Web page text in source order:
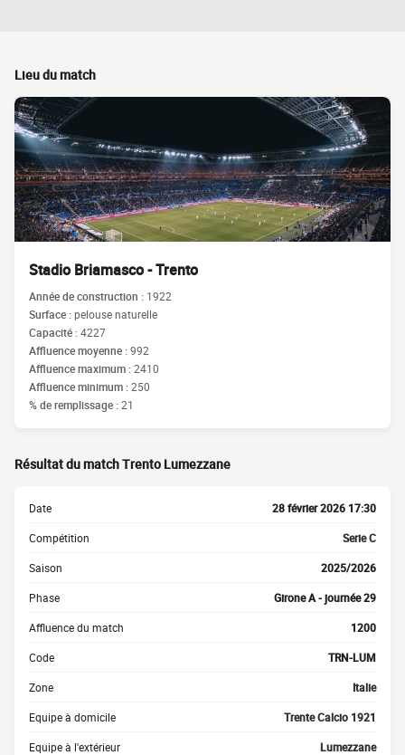
Lieu du match
Stadio Briamasco - Trento
Année de construction : 1922
Surface :pelouse naturelle
Capacité :4227
Affluence moyenne :992
Affluence maximum :2410
Affluence minimum :250
% de remplissage :21
Résultat du match Trento Lumezzane
Date 28 février 2026 17:30
Compétition Serie C
Saison 2025/2026
Phase Girone A - journée 29
Affluence du match 1200
Code TRN-LUM
Zone Italie
Equipe à domicile Trente Calcio 1921
Equipe à l'extérieur Lumezzane